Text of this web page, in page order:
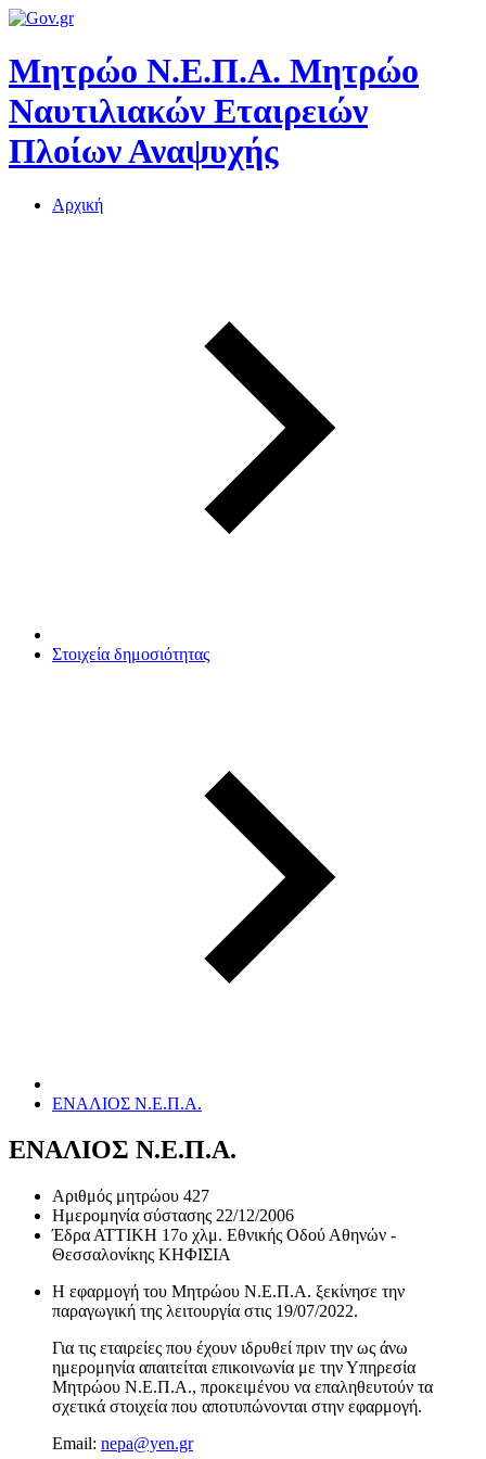
Μητρώο Ν.Ε.Π.Α. Μητρώο
Ναυτιλιακών Εταιρειών
Πλοίων Αναψυχής
Αρχική
Στοιχεία δημοσιότητας
ΕΝΑΛΙΟΣ Ν.Ε.Π.Α.
ΕΝΑΛΙΟΣ Ν.Ε.Π.Α.
Αριθμός μητρώου 427
Ημερομηνία σύστασης 22/12/2006
Έδρα ΑΤΤΙΚΗ 17ο χλμ. Εθνικής Οδού Αθηνών -
Θεσσαλονίκης ΚΗΦΙΣΙΑ
Η εφαρμογή του Μητρώου Ν.Ε.Π.Α. ξεκίνησε την
παραγωγική της λειτουργία στις 19/07/2022.
Για τις εταιρείες που έχουν ιδρυθεί πριν την ως άνω
ημερομηνία απαιτείται επικοινωνία με την Υπηρεσία
Μητρώου Ν.Ε.Π.Α., προκειμένου να επαληθευτούν τα
σχετικά στοιχεία που αποτυπώνονται στην εφαρμογή.
Email: nepa@yen.gr